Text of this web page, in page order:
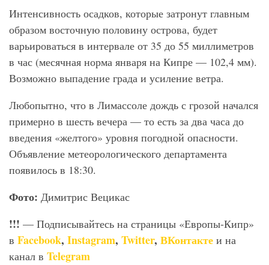
Интенсивность осадков, которые затронут главным
образом восточную половину острова, будет
варьироваться в интервале от 35 до 55 миллиметров
в час (месячная норма января на Кипре — 102,4 мм).
Возможно выпадение града и усиление ветра.
Любопытно, что в Лимассоле дождь с грозой начался
примерно в шесть вечера — то есть за два часа до
введения «желтого» уровня погодной опасности.
Объявление метеорологического департамента
появилось в 18:30.
Фото: Димитрис Вецикас
!!! — Подписывайтесь на страницы «Европы-Кипр»
в Facebook, Instagram, Twitter, ВКонтакте и на
канал в Telegram